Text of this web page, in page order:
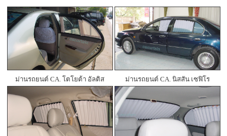
ม่านรถยนต์ CA. โตโยต้า อัลติส ม่านรถยนต์ CA. นิสสัน เซฟิโร